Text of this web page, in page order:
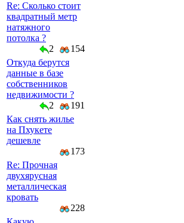
Re: Сколько стоит
квадратный метр
натяжного
потолка ?
2
154
Откуда берутся
данные в базе
собственников
недвижимости ?
2
191
Как снять жилье
на Пхукете
дешевле
173
Re: Прочная
двухярусная
металлическая
кровать
228